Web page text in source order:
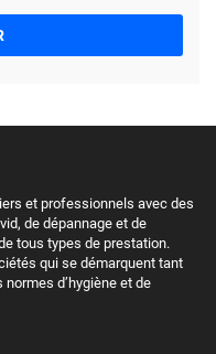
et professionnels avec des
de dépannage et de
tous types de prestation.
qui se démarquent tant
d’hygiène et de